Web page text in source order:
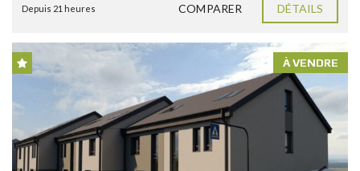
Depuis 21 heures COMPARER DÉTAILS
À VENDRE